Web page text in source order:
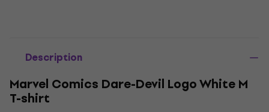
Description
Marvel Comics Dare-Devil Logo White M
T-shirt